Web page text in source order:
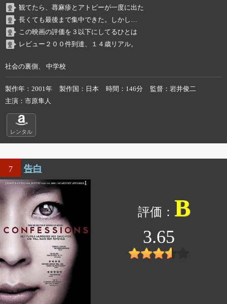
観てたら、蕁麻疹とアトピーが一度に出た
長くても最後まで集中できた。しかし…
この映画の評価を３以下にしてるひとは
レビュー２００件到達、１４歳リアル。
社会の裏側、 中学校
製作年 2001年 製作国 日本 時間 146分 監督
岩井俊二
主演
市原隼人
レンタル
7 告白
B
3.65